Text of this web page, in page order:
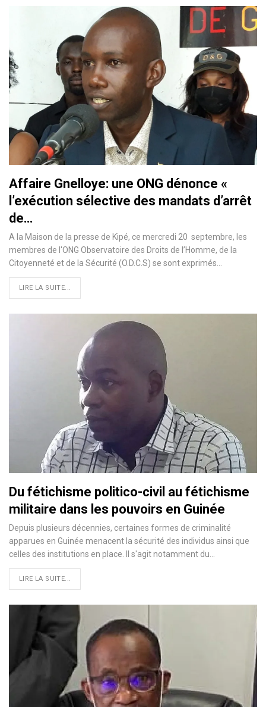
Affaire Gnelloye: une ONG dénonce «
l’exécution sélective des mandats d’arrêt
de…
A la Maison de la presse de Kipé, ce mercredi 20 septembre, les
membres de l'ONG Observatoire des Droits de l’Homme, de la
Citoyenneté et de la Sécurité (O.D.C.S) se sont exprimés…
LIRE LA SUITE...
Du fétichisme politico-civil au fétichisme
militaire dans les pouvoirs en Guinée
Depuis plusieurs décennies, certaines formes de criminalité
apparues en Guinée menacent la sécurité des individus ainsi que
celles des institutions en place. Il s'agit notamment du…
LIRE LA SUITE...